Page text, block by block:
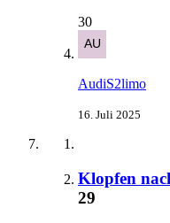
30
AudiS2limo
16. Juli 2025
Klopfen
29